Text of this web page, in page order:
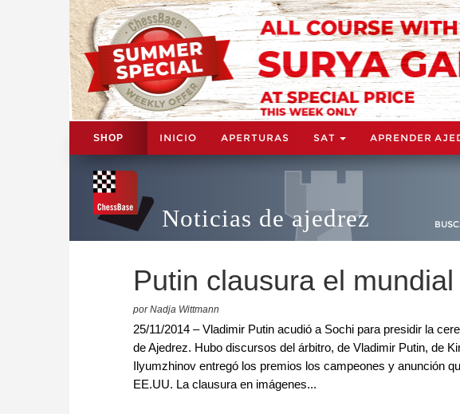
SHOP INICIO APERTURAS SAT APRENDER
Noticias de ajedrez
Putin clausura el
por Nadja Wittmann
25/11/2014 – Vladimir Putin acudió a Sochi para presidir la
de Ajedrez. Hubo discursos del árbitro, de Vladimir Putin, de
Ilyumzhinov entregó los premios los campeones y anunción
EE.UU. La clausura en imágenes...